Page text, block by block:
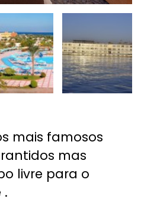
mais famosos
mas
livre para o
.